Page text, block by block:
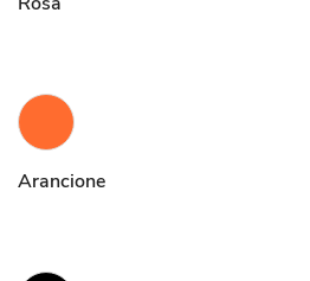
Arancione